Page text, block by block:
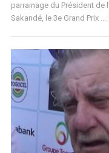
parrainage du Président de
Sakandé, le 3e Grand Prix ...